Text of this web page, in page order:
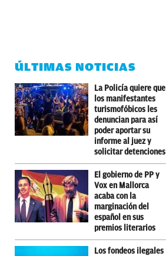
ÚLTIMAS NOTICIAS
La Policía quiere que
los manifestantes
turismofóbicos les
denuncian para así
poder aportar su
informe al juez y
solicitar detenciones
El gobierno de PP y
Vox en Mallorca
acaba con la
marginación del
español en sus
premios literarios
Los fondeos ilegales